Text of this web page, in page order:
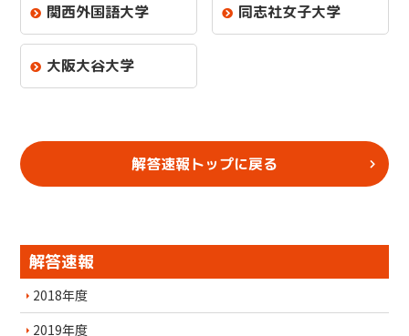
関西外国語大学 同志社女子大学
大阪大谷大学
解答速報トップに戻る
解答速報
2018年度
2019年度